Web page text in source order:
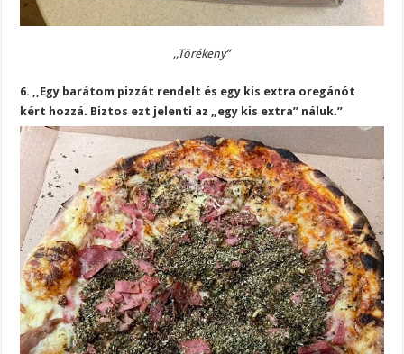
,,Törékeny”
6. ,,Egy barátom pizzát rendelt és egy kis extra oregánót
kért hozzá. Biztos ezt jelenti az „egy kis extra” náluk.”